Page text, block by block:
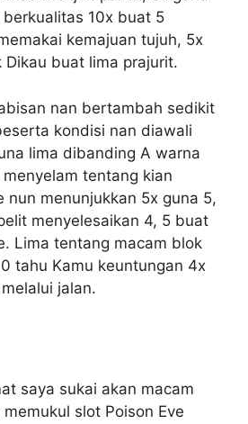
10x buat 5
kemajuan tujuh, 5x
Dikau buat lima prajurit.
nan bertambah sedikit
kondisi nan diawali
lima dibanding A warna
tentang kian
nun menunjukkan 5x guna 5,
menyelesaikan 4, 5 buat
Lima tentang macam blok
tahu Kamu keuntungan 4x
jalan.
saya sukai akan macam
slot Poison Eve